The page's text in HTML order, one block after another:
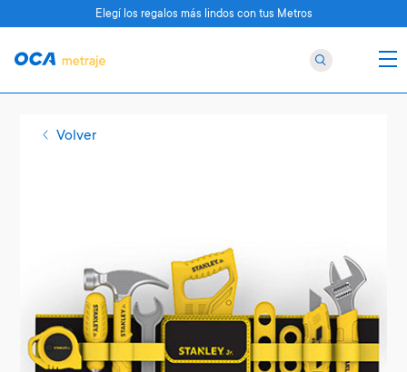
Volver
Elegí los regalos más lindos con tus Metros